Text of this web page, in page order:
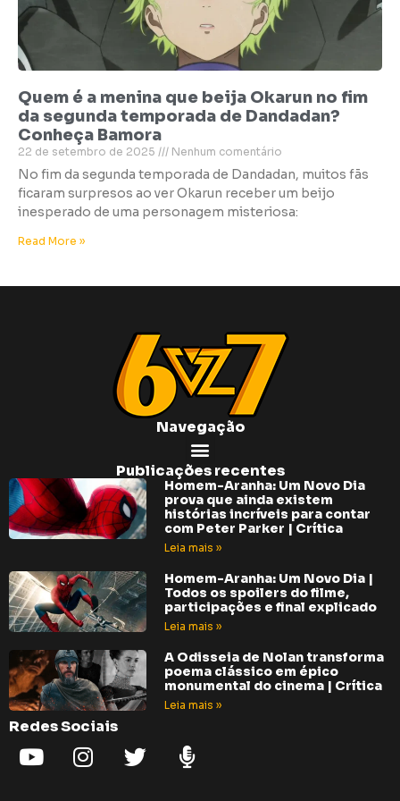
Quem é a menina que beija Okarun no fim
da segunda temporada de Dandadan?
Conheça Bamora
22 de setembro de 2025 Nenhum comentário
No fim da segunda temporada de Dandadan, muitos fãs
ficaram surpresos ao ver Okarun receber um beijo
inesperado de uma personagem misteriosa:
Read More »
Navegação
Publicações recentes
Homem-Aranha: Um Novo Dia
prova que ainda existem
histórias incríveis para contar
com Peter Parker | Crítica
Leia mais »
Homem-Aranha: Um Novo Dia |
Todos os spoilers do filme,
participações e final explicado
Leia mais »
A Odisseia de Nolan transforma
poema clássico em épico
monumental do cinema | Crítica
Leia mais »
Redes Sociais